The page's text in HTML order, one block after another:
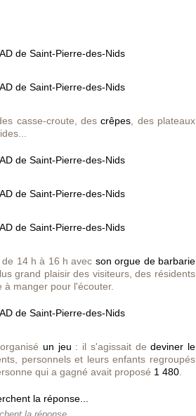
casse-croute, descrêpes , des plateaux
de 14 h à 16 h avec son orgue de barbarie
grand plaisir des visiteurs, des résidents
manger pour l'écouter.
un jeu : il s'agissait dedeviner le
personnels et leurs enfants regroupés
qui a gagné avait proposé 1 480